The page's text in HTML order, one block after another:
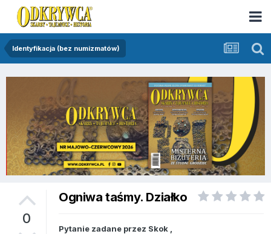
Identyfikacja (bez numizmatów)
0
Ogniwa taśmy. Działko
Pytanie zadane przez Skok